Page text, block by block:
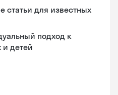
статьи для известных
подход к
детей